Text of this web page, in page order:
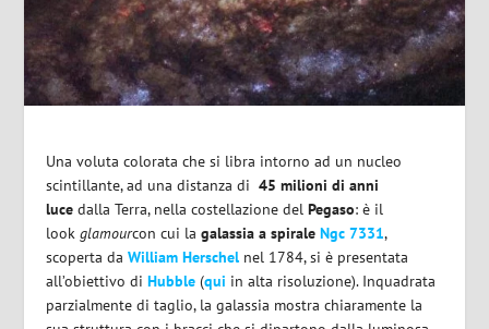
Una voluta colorata che si libra intorno ad un nucleo
scintillante, ad una distanza di45 milioni di anni
luce dalla Terra, nella costellazione delPegaso: è il
lookglamourcon cui lagalassia a spiraleNgc 7331,
scoperta daWilliam Herschel nel 1784, si è presentata
all’obiettivo di Hubble (qui in alta risoluzione). Inquadrata
parzialmente di taglio, la galassia mostra chiaramente la